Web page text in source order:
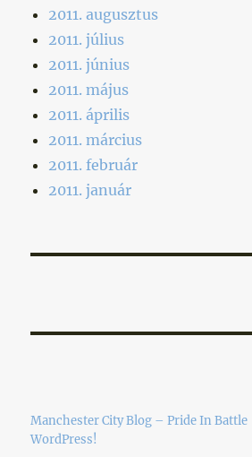
2011. augusztus
2011. július
2011. június
2011. május
2011. április
2011. március
2011. február
2011. január
Manchester City Blog – Pride In Battle
WordPress!